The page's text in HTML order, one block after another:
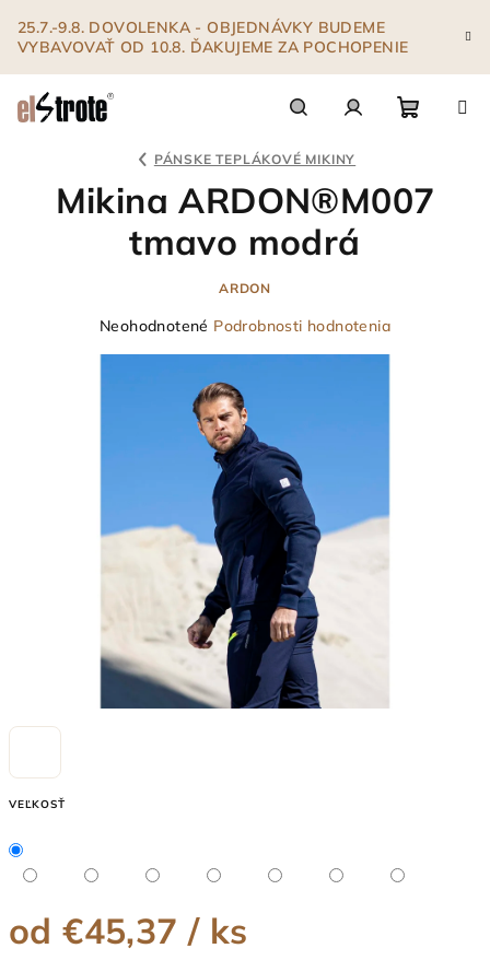
obsah
25.7.-9.8. DOVOLENKA - OBJEDNÁVKY BUDEME
VYBAVOVAŤ OD 10.8. ĎAKUJEME ZA POCHOPENIE
košík
PÁNSKE TEPLÁKOVÉ MIKINY
VEĽKOSŤ
od€45,37 / ks
Mikina ARDON®M007
tmavo modrá
ARDON
Priemerné
Neohodnotené Podrobnosti hodnotenia